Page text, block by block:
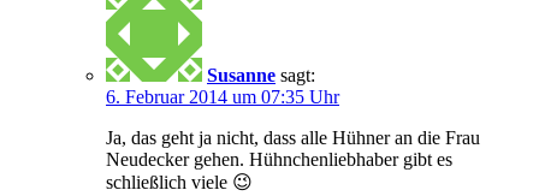
Susanne sagt:
6. Februar 2014 um 07:35 Uhr
Ja, das geht ja nicht, dass alle Hühner an die Frau
Neudecker gehen. Hühnchenliebhaber gibt es
schließlich viele 😉